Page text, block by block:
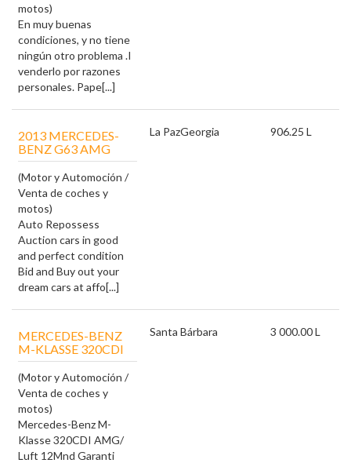
motos)
En muy buenas
condiciones, y no tiene
ningún otro problema .I
venderlo por razones
personales. Pape[...]
2013 MERCEDES-
BENZ G63 AMG
(Motor y Automoción /
Venta de coches y
motos)
Auto Repossess
Auction cars in good
and perfect condition
Bid and Buy out your
dream cars at affo[...]
La PazGeorgia 906.25 L
MERCEDES-BENZ
M-KLASSE 320CDI
(Motor y Automoción /
Venta de coches y
motos)
Mercedes-Benz M-
Klasse 320CDI AMG/
Luft 12Mnd Garanti
Santa Bárbara 3 000.00 L